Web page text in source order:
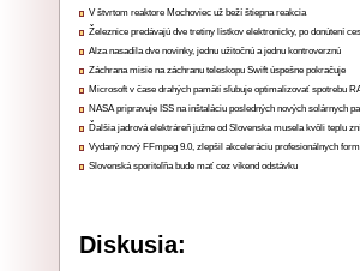
V štvrtom reaktore Mochoviec už beží štiepna reakcia
Železnice predávajú dve tretiny lístkov elektronicky, po donútení
Alza nasadila dve novinky, jednu užitočnú a jednu kontroverznú
Záchrana misie na záchranu teleskopu Swift úspešne pokračuje
Microsoft v čase drahých pamätí sľubuje optimalizovať spotrebu
NASA pripravuje ISS na inštaláciu posledných nových solárnych
Ďalšia jadrová elektráreň južne od Slovenska musela kvôli teplu
Vydaný nový FFmpeg 9.0, zlepšil akceleráciu profesionálnych
Slovenská sporiteľňa bude mať cez víkend odstávku
Diskusia: